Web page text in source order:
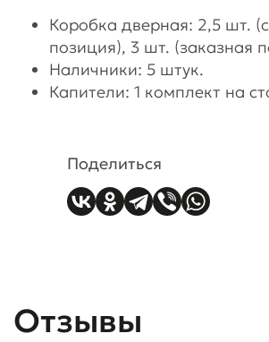
Коробка дверная: 2,5 шт.
позиция), 3 шт. (заказная
Наличники: 5 штук.
Капители: 1 комплект на
Поделиться
Отзывы